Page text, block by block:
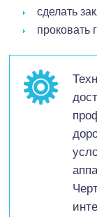
сделать
проковать